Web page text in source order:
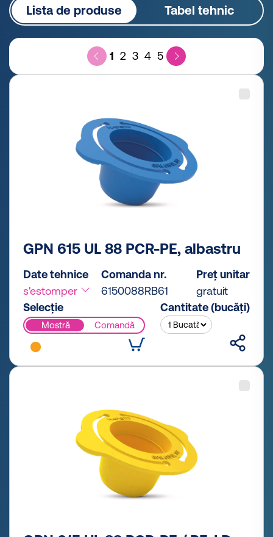
Lista de produse Tabel tehnic
1 2 3 4 5
GPN 615 UL 88 PCR-PE, albastru
Date tehnice
s'estomper
Comanda nr.
6150088RB61
Preț unitar
gratuit
Selecție
Mostră Comandă
Cantitate (bucăți)